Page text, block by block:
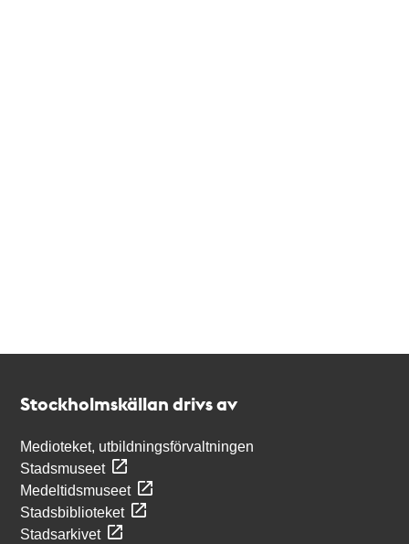
Stockholmskällan drivs av
Medioteket, utbildningsförvaltningen
Stadsmuseet
Medeltidsmuseet
Stadsbiblioteket
Stadsarkivet